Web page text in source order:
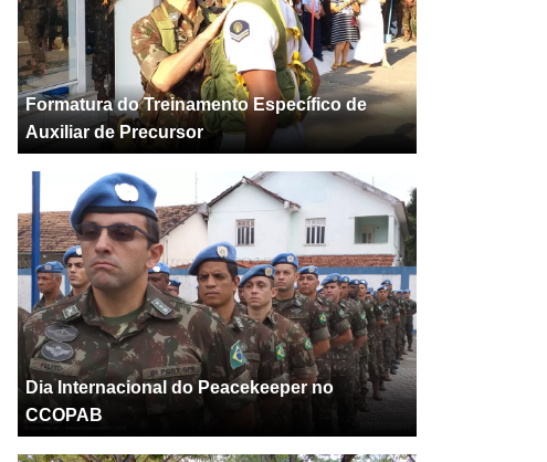
Formatura do Treinamento Específico de
Auxiliar de Precursor
Dia Internacional do Peacekeeper no
CCOPAB